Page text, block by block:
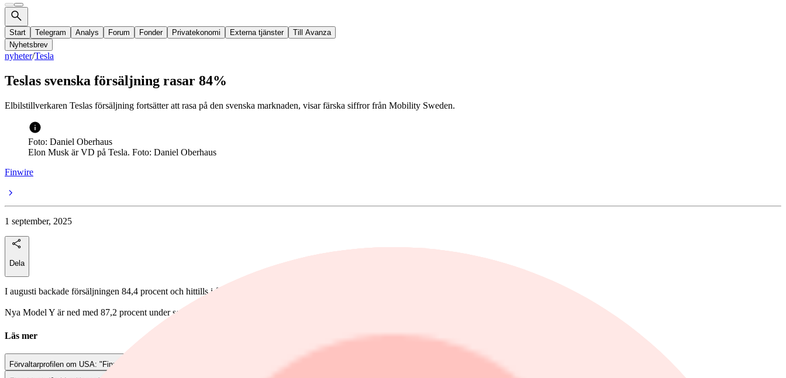
Start Telegram Analys Forum Fonder Privatekonomi Externa tjänster
Till Avanza
Nyhetsbrev
nyheter/Tesla
Teslas svenska försäljning rasar 84%
Elbilstillverkaren Teslas försäljning fortsätter att rasa på den svenska marknaden, visar färska siffror från Mobility Sweden.
Foto: Daniel Oberhaus
Elon Musk är VD på Tesla. Foto: Daniel Oberhaus
Finwire
1 september, 2025
Dela
I augusti backade försäljningen 84,4 procent och hittills i år är försäljningen ned 65,9 procent.
Nya Model Y är ned med 87,2 procent under sommarens sista månad.
Läs mer
Förvaltarprofilen om USA: "Finns bubbeltendenser"